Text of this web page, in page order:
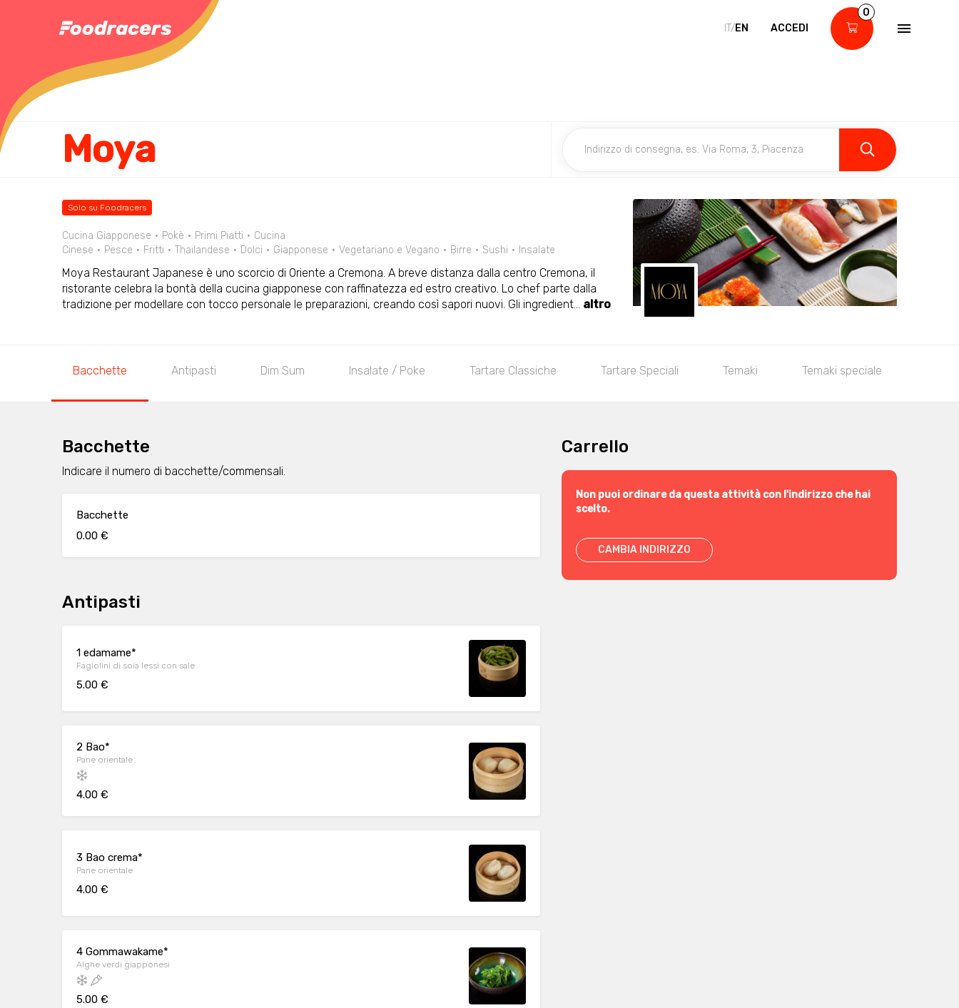
IT/EN ACCEDI
0
Moya
Solo su Foodracers
Cucina Giapponese Pokè Primi Piatti
Cucina
Cinese
Pesce Fritti Thailandese Dolci Giapponese Vegetariano e Vegano Birre Sushi Insalate
Moya Restaurant Japanese è uno scorcio di Oriente a Cremona. A breve distanza dalla centro Cremona, il
ristorante celebra la bontà della cucina giapponese con raffinatezza ed estro creativo. Lo chef parte dalla
tradizione per modellare con tocco personale le preparazioni, creando così sapori nuovi. Gli ingredient... altro
Bacchette Antipasti Dim Sum Insalate / Poke Tartare Classiche Tartare Speciali Temaki Temaki speciale
Bacchette
Indicare il numero di bacchette/commensali.
Bacchette
0.00 €
Antipasti
1 edamame*
Fagiolini di soia lessi con sale
5.00 €
2 Bao*
Pane orientale
4.00 €
3 Bao crema*
Pane orientale
4.00 €
4 Gommawakame*
Alghe verdi giapponesi
5.00 €
Carrello
Non puoi ordinare da questa attività con l'indirizzo che hai
scelto.
CAMBIA INDIRIZZO